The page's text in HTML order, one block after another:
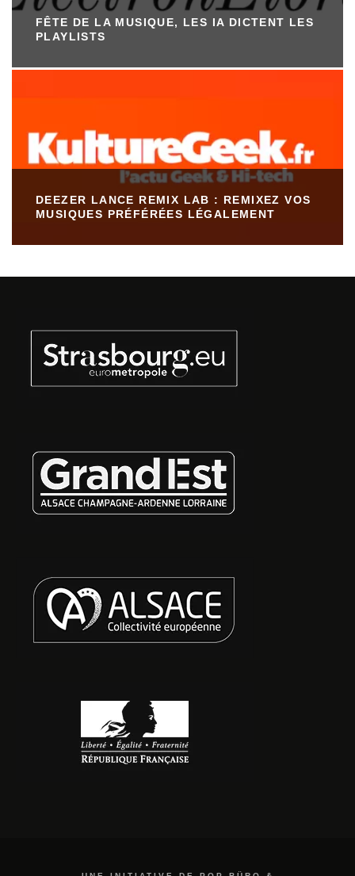
FÊTE DE LA MUSIQUE, LES IA DICTENT LES
PLAYLISTS
DEEZER LANCE REMIX LAB : REMIXEZ VOS
MUSIQUES PRÉFÉRÉES LÉGALEMENT